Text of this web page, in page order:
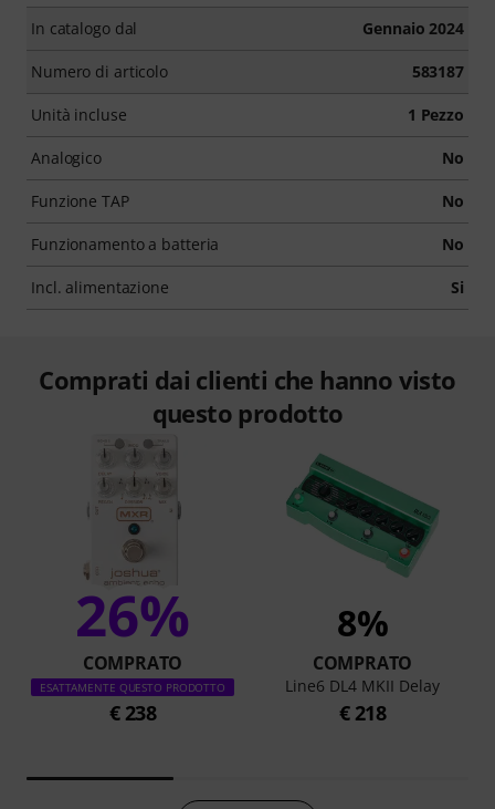
In catalogo dal Gennaio 2024
Numero di articolo 583187
Unità incluse 1 Pezzo
Analogico No
Funzione TAP No
Funzionamento a batteria No
Incl. alimentazione Si
Comprati dai clienti che hanno visto
questo prodotto
26%
COMPRATO
ESATTAMENTE QUESTO PRODOTTO
€ 238
8%
COMPRATO
Line6 DL4 MKII Delay
€ 218